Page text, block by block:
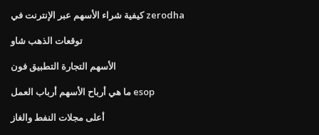
كيفية شراء الأسهم عبر الإنترنت في zerodha
توقعات الذهب شاو
الأسهم التجارة التطبيق فون
ما هي أرباح الأسهم أرباب العمل esop
أعلى مجلات النفط والغاز